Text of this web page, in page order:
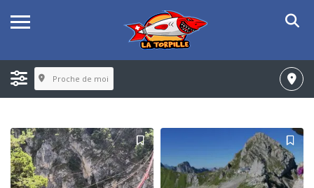
Proche de moi